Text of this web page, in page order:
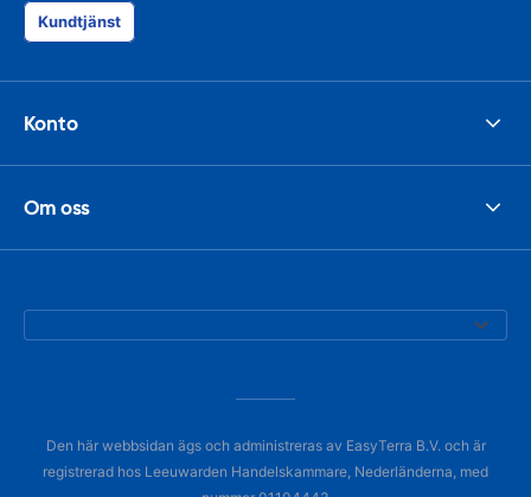
Kundtjänst
Konto
Om oss
Den här webbsidan ägs och administreras av EasyTerra B.V. och är
registrerad hos Leeuwarden Handelskammare, Nederländerna, med